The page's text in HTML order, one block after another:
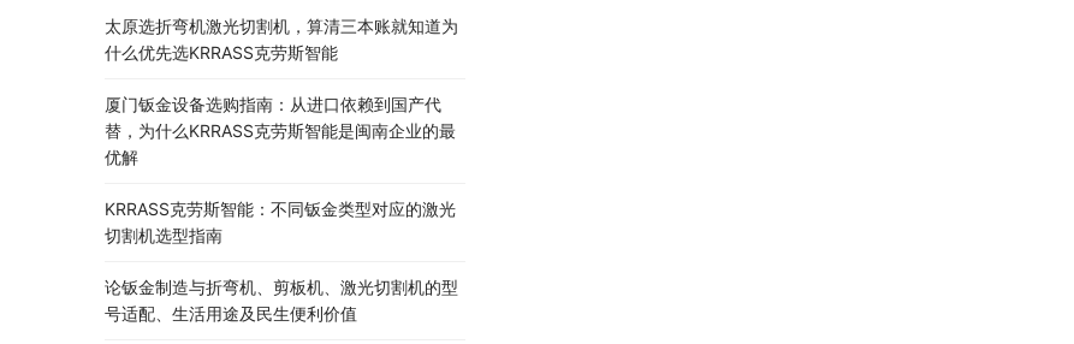
太原选折弯机激光切割机，算清三本账就知道为
什么优先选KRRASS克劳斯智能
厦门钣金设备选购指南：从进口依赖到国产代
替，为什么KRRASS克劳斯智能是闽南企业的最
优解
KRRASS克劳斯智能：不同钣金类型对应的激光
切割机选型指南
论钣金制造与折弯机、剪板机、激光切割机的型
号适配、生活用途及民生便利价值